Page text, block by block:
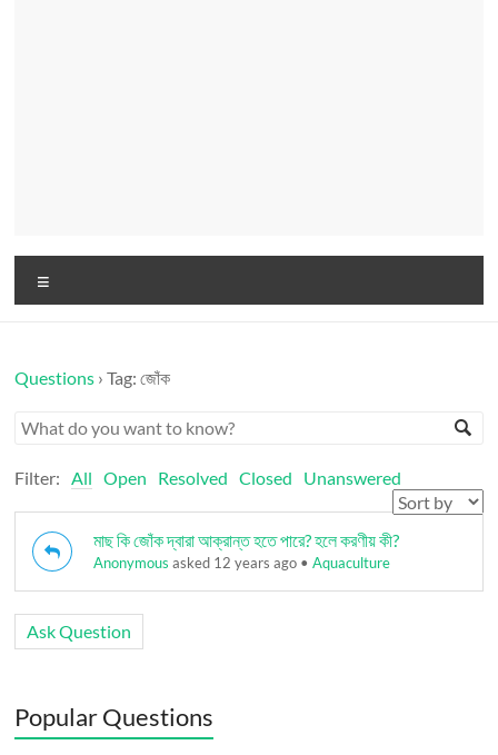
Questions ›Tag: জোঁক
Filter: All Open Resolved Closed Unanswered
মাছ কি জোঁক দ্বারা আক্রান্ত হতে পারে? হলে করণীয় কী?
Anonymous asked 12 years ago •Aquaculture
Ask Question
Popular Questions